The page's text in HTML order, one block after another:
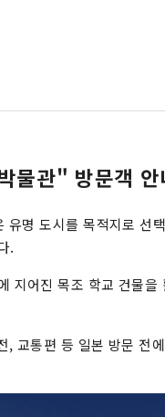
물관" 방문객 안
명 도시를 목적지로 선
.
지어진 목조 학교 건물을
교통편 등 일본 방문 전